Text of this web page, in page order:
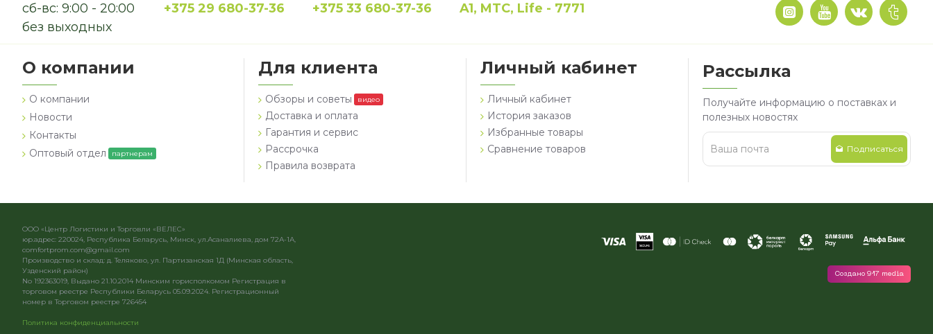
сб-вс: 9:00 - 20:00
без выходных
+375 29 680-37-36 +375 33 680-37-36 A1, MTC, Life - 7771
О компании
О компании
Новости
Контакты
Оптовый отдел
партнерам
Для клиента
Обзоры и советы видео
Доставка и оплата
Гарантия и сервис
Рассрочка
Правила возврата
Личный кабинет
Личный кабинет
История заказов
Избранные товары
Сравнение товаров
Рассылка
Получайте информацию о поставках и
полезных новостях
Подписаться
ООО «Центр Логистики и Торговли «ВЕЛЕС»
юр.адрес: 220024, Республика Беларусь, Минск, ул.Асаналиева, дом 72А-1А,
comfortprom.com@gmail.com
Производство и склад: д. Теляково, ул. Партизанская 1Д (Минская область,
Узденский район)
No 192363019, Выдано 21.10.2014 Минским горисполкомом Регистрация в
торговом реестре Республики Беларусь 05.09.2024. Регистрационный
номер в Торговом реестре 726454
Политика конфиденциальности
Создано 917 media